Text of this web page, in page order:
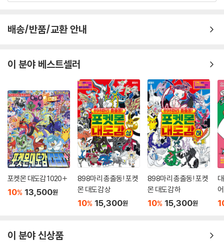
배송/반품/교환 안내
이 분야 베스트셀러
포켓몬 대도감 1020+
10% 13,500원
898마리 총출동! 포켓
몬 대도감 상
10% 15,300원
898마리 총출동! 포켓
몬 대도감 하
10% 15,300원
이 분야 신상품